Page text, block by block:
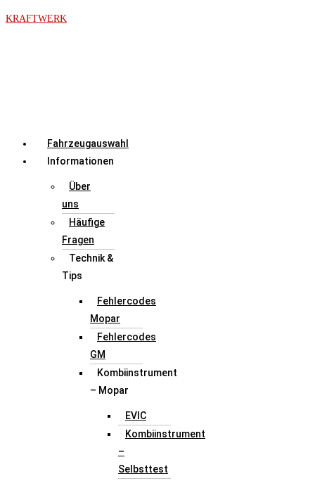
Zum
KRAFTWERK
Menü
Fahrzeugauswahl
Informationen
Über
uns
Häufige
Fragen
Technik &
Tips
Fehlercodes
Mopar
Fehlercodes
GM
Kombiinstrument
– Mopar
EVIC
Kombiinstrument
–
Selbsttest